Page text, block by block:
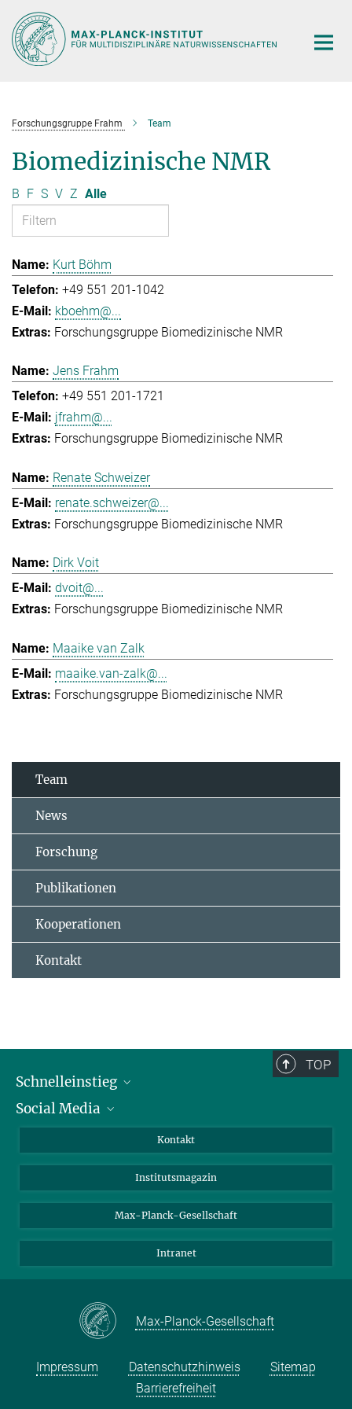
Hauptinhalt
Forschungsgruppe Frahm Team
Biomedizinische NMR
B F S V Z Alle
Kurt Böhm
+49 551 201-1042
kboehm@...
Forschungsgruppe Biomedizinische NMR
Jens Frahm
+49 551 201-1721
jfrahm@...
Forschungsgruppe Biomedizinische NMR
Renate Schweizer
renate.schweizer@...
Forschungsgruppe Biomedizinische NMR
Dirk Voit
dvoit@...
Forschungsgruppe Biomedizinische NMR
Maaike van Zalk
maaike.van-zalk@...
Forschungsgruppe Biomedizinische NMR
Team
News
Forschung
Publikationen
Kooperationen
Kontakt
TOP
Schnelleinstieg
Alumni
Schulen
Studierende
Social Media
Facebook
YouTube
Kontakt
Institutsmagazin
Max-Planck-Gesellschaft
Intranet
Max-Planck-Gesellschaft
Impressum Datenschutzhinweis
Sitemap
Barrierefreiheit